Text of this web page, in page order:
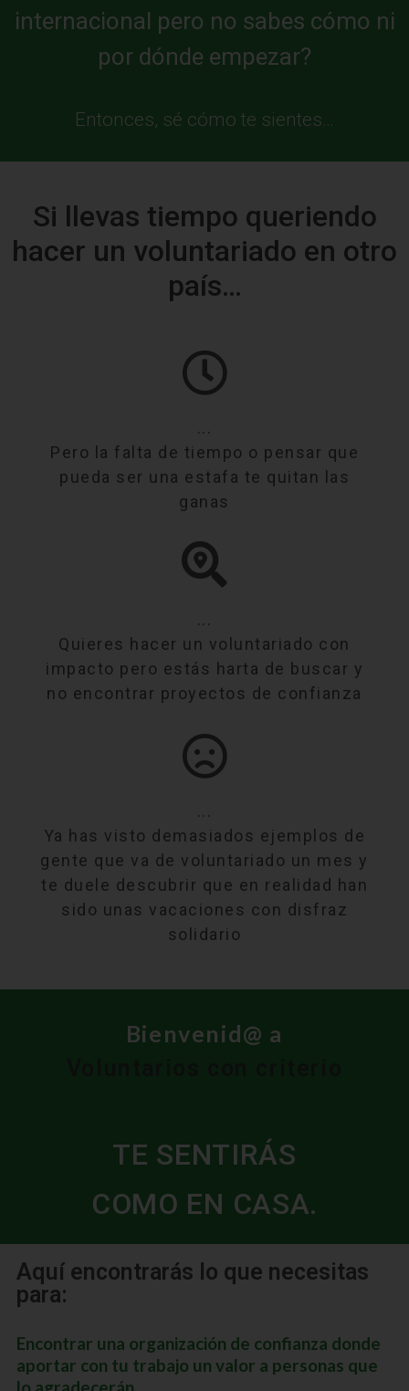
internacional pero no sabes cómo ni
por dónde empezar?
Entonces, sé cómo te sientes…
Si llevas tiempo queriendo
hacer un voluntariado en otro
país…
...
Pero la falta de tiempo o pensar que
pueda ser una estafa te quitan las
ganas
...
Quieres hacer un voluntariado con
impacto pero estás harta de buscar y
no encontrar proyectos de confianza
...
Ya has visto demasiados ejemplos de
gente que va de voluntariado un mes y
te duele descubrir que en realidad han
sido unas vacaciones con disfraz
solidario
Bienvenid@ a
TE SENTIRÁS
COMO EN CASA.
Aquí encontrarás lo que necesitas
para:
Encontrar una organización de confianza donde
aportar con tu trabajo un valor a personas que
lo agradecerán